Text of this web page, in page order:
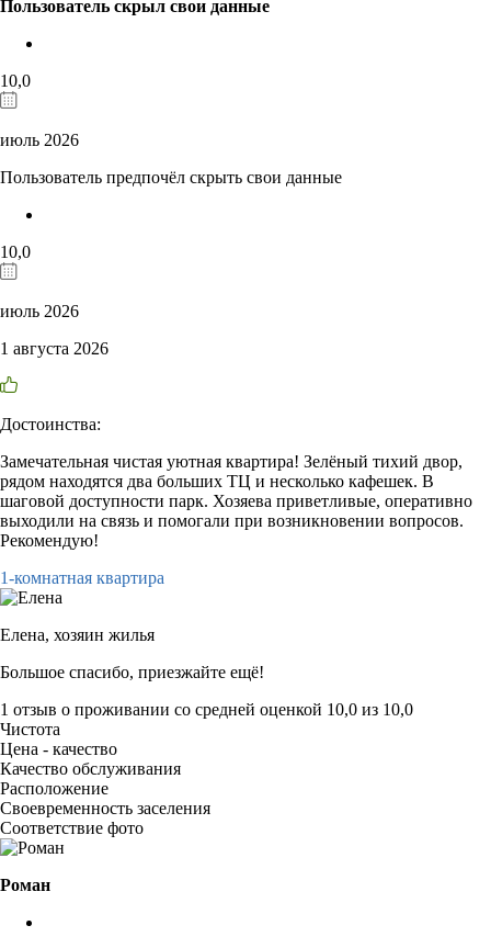
Пользователь скрыл свои данные
10,0
июль 2026
Пользователь предпочёл скрыть свои данные
10,0
июль 2026
1 августа 2026
Достоинства:
Замечательная чистая уютная квартира! Зелёный тихий двор,
рядом находятся два больших ТЦ и несколько кафешек. В
шаговой доступности парк. Хозяева приветливые, оперативно
выходили на связь и помогали при возникновении вопросов.
Рекомендую!
1-комнатная квартира
Елена, хозяин жилья
Большое спасибо, приезжайте ещё!
1 отзыв о проживании со средней оценкой 10,0 из 10,0
Чистота
Цена - качество
Качество обслуживания
Расположение
Своевременность заселения
Соответствие фото
Роман